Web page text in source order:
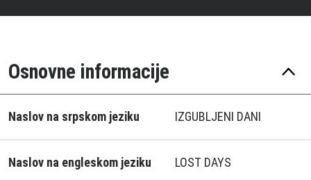
Osnovne informacije
Naslov na srpskom jeziku IZGUBLJENI DANI
Naslov na engleskom jeziku LOST DAYS